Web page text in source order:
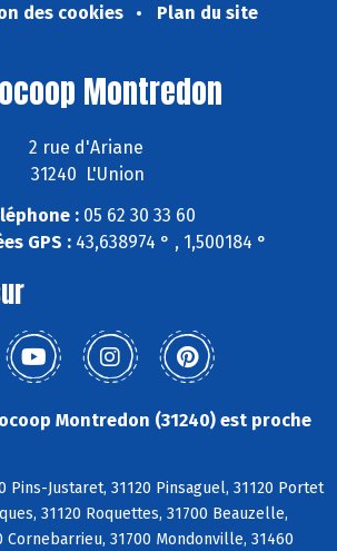
des cookies
Plan du site
Montredon
2 rue d'Ariane
31240 L'Union
: 05 62 30 33 60
GPS : 43,638974 ° , 1,500184 °
Montredon (31240) est proche
Pins-Justaret, 31120 Pinsaguel, 31120 Portet
31120 Roquettes, 31700 Beauzelle,
Cornebarrieu, 31700 Mondonville, 31460